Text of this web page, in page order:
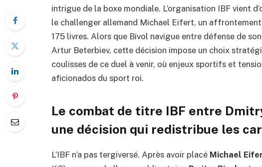
intrigue de la boxe mondiale. L’organisation IBF vient
le challenger allemand Michael Eifert, un
175 livres. Alors que Bivol navigue entre défense de
Artur Beterbiev, cette décision impose un choix
coulisses de ce duel à venir, où enjeux sportifs et
aficionados du sport roi.
Le combat de titre IBF entre
une décision qui redistribue les
L’IBF n’a pas tergiversé. Après avoir placé Michael